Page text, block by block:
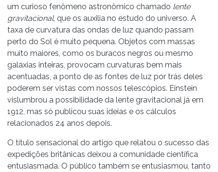
um curioso fenômeno astronômico chamado lente
gravitacional, que os auxilia no estudo do universo. A
taxa de curvatura das ondas de luz quando passam
perto do Sol é muito pequena. Objetos com massas
muito maiores, como os buracos negros ou mesmo
galáxias inteiras, provocam curvaturas bem mais
acentuadas, a ponto de as fontes de luz por trás deles
poderem ser vistas com nossos telescópios. Einstein
vislumbrou a possibilidade da lente gravitacional já em
1912, mas só publicou suas ideias e os cálculos
relacionados 24 anos depois.
O título sensacional do artigo que relatou o sucesso das
expedições britânicas deixou a comunidade científica
entusiasmada. O público também se entusiasmou, tanto